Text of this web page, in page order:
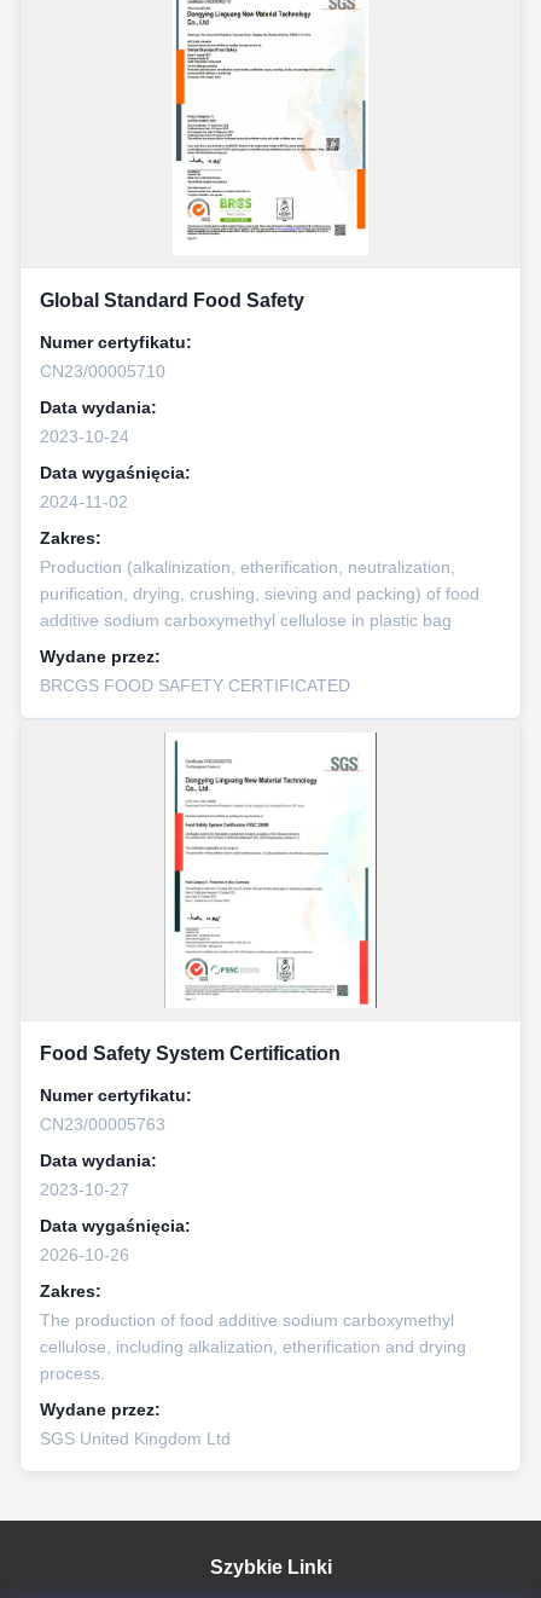
Global Standard Food Safety
Numer certyfikatu:
CN23/00005710
Data wydania:
2023-10-24
Data wygaśnięcia:
2024-11-02
Zakres:
Production (alkalinization, etherification, neutralization,
purification, drying, crushing, sieving and packing) of food
additive sodium carboxymethyl cellulose in plastic bag
Wydane przez:
BRCGS FOOD SAFETY CERTIFICATED
Food Safety System Certification
Numer certyfikatu:
CN23/00005763
Data wydania:
2023-10-27
Data wygaśnięcia:
2026-10-26
Zakres:
The production of food additive sodium carboxymethyl
cellulose, including alkalization, etherification and drying
process.
Wydane przez:
SGS United Kingdom Ltd
Szybkie Linki